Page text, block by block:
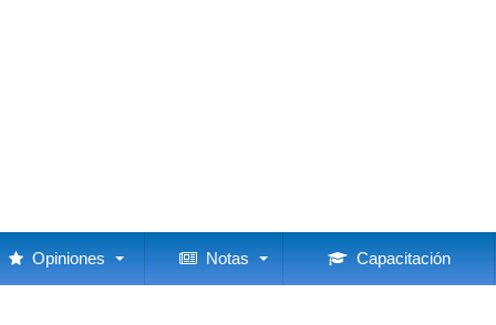
Opiniones Notas Capacitación